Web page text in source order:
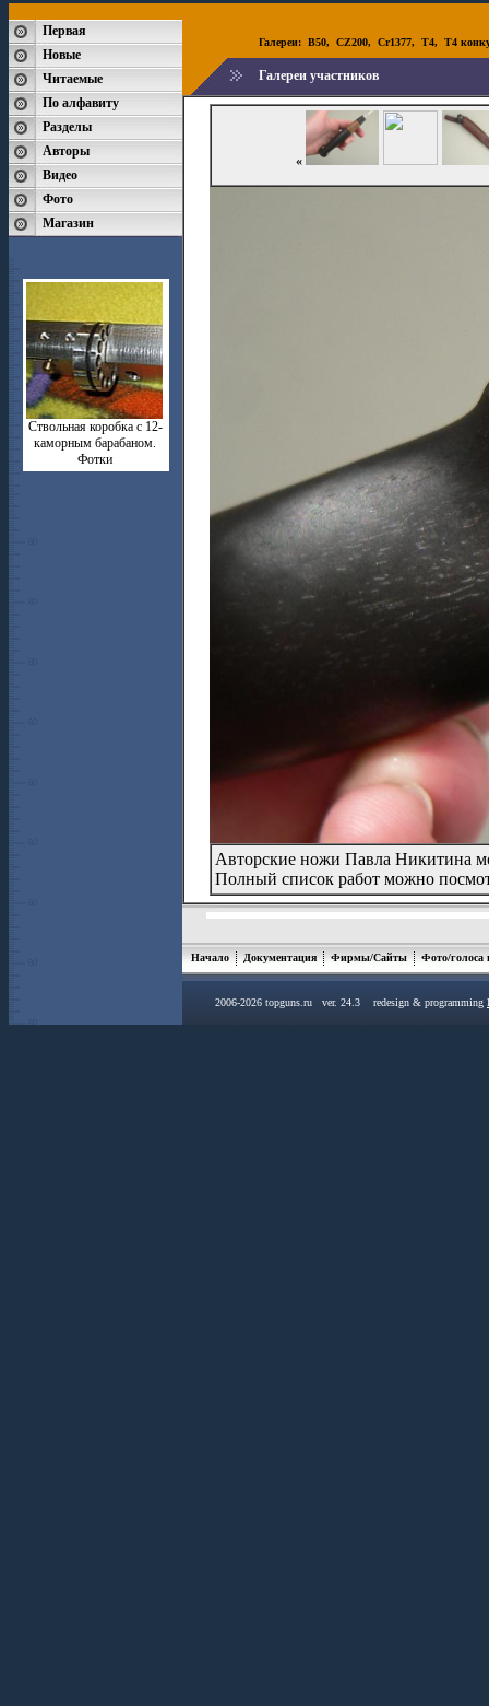
Первая
Новые
Читаемые
По алфавиту
Разделы
Авторы
Видео
Фото
Магазин
Ствольная коробка с 12-
каморным барабаном.
Фотки
Галереи: B50, CZ200, Cr1377, T4, T4
Галереи участников
«
Авторские ножи Павла Никитина
Полный список работ можно
Начало Документация Фирмы/Сайты Фото/голоса
2006-2026 topguns.ru ver. 24.3 redesign & programming